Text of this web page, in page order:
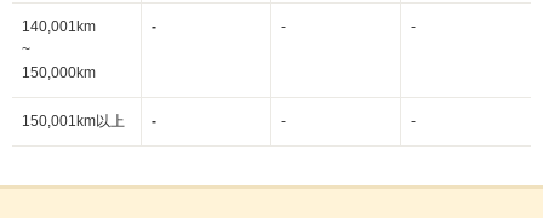
140,001km
~
150,000km
- - -
150,001km以上 - - -